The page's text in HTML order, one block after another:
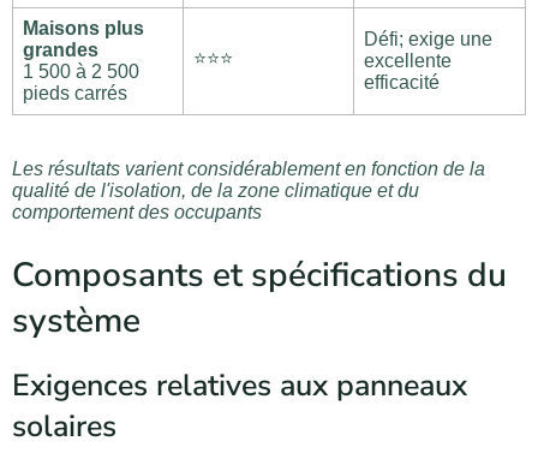
Maisons plus
grandes
1 500 à 2 500
pieds carrés
⭐⭐⭐
Défi; exige une
excellente
efficacité
Les résultats varient considérablement en fonction de la
qualité de l'isolation, de la zone climatique et du
comportement des occupants
Composants et spécifications du
système
Exigences relatives aux panneaux
solaires